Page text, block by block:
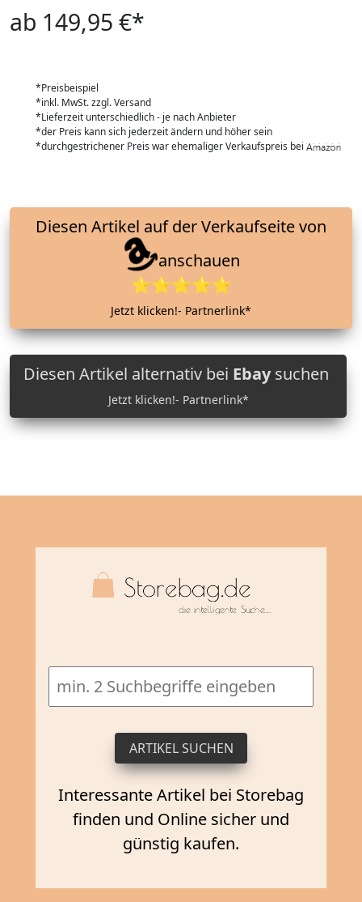
ab 149,95 €*
*Preisbeispiel
*inkl. MwSt. zzgl. Versand
*Lieferzeit unterschiedlich - je nach Anbieter
*der Preis kann sich jederzeit ändern und höher sein
*durchgestrichener Preis war ehemaliger Verkaufspreis bei
anschauen
⭐⭐⭐⭐⭐
Jetzt klicken!- Partnerlink*
Diesen Artikel alternativ bei Ebaysuchen
Jetzt klicken!- Partnerlink*
Interessante Artikel bei Storebag
finden und Online sicher und
günstig kaufen.